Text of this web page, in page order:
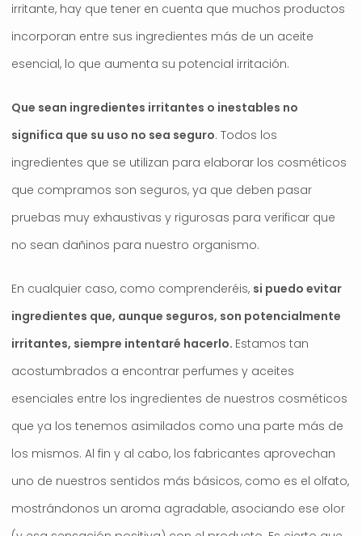
irritante, hay que tener en cuenta que muchos productos
incorporan entre sus ingredientes más de un aceite
esencial, lo que aumenta su potencial irritación.
Que sean ingredientes irritantes o inestables no
significa que su uso no sea seguro. Todos los
ingredientes que se utilizan para elaborar los cosméticos
que compramos son seguros, ya que deben pasar
pruebas muy exhaustivas y rigurosas para verificar que
no sean dañinos para nuestro organismo.
En cualquier caso, como comprenderéis, si puedo evitar
ingredientes que, aunque seguros, son potencialmente
irritantes, siempre intentaré hacerlo. Estamos tan
acostumbrados a encontrar perfumes y aceites
esenciales entre los ingredientes de nuestros cosméticos
que ya los tenemos asimilados como una parte más de
los mismos. Al fin y al cabo, los fabricantes aprovechan
uno de nuestros sentidos más básicos, como es el olfato,
mostrándonos un aroma agradable, asociando ese olor